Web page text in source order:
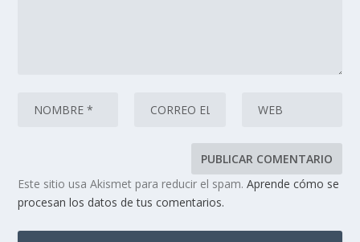
Este sitio usa Akismet para reducir el spam.Aprende cómo se
procesan los datos de tus comentarios.